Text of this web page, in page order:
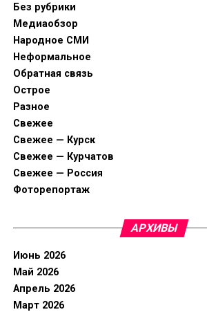
Без рубрики
Медиаобзор
Народное СМИ
Неформальное
Обратная связь
Острое
Разное
Свежее
Свежее — Курск
Свежее — Курчатов
Свежее — Россия
Фоторепортаж
АРХИВЫ
Июнь 2026
Май 2026
Апрель 2026
Март 2026